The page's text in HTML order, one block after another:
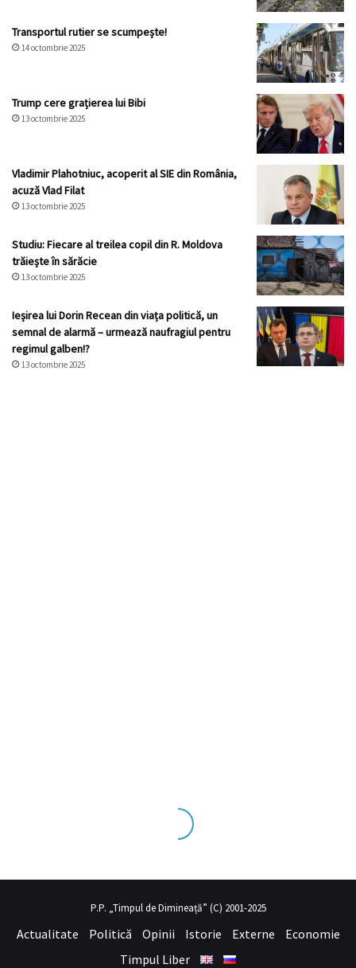
Transportul rutier se scumpește!
14 octombrie 2025
Trump cere grațierea lui Bibi
13 octombrie 2025
Vladimir Plahotniuc, acoperit al SIE din România,
acuză Vlad Filat
13 octombrie 2025
Studiu: Fiecare al treilea copil din R. Moldova
trăiește în sărăcie
13 octombrie 2025
Ieșirea lui Dorin Recean din viața politică, un
semnal de alarmă – urmează naufragiul pentru
regimul galben!?
13 octombrie 2025
tecrübesinin ve üstsex izleseviye olduğu dışarıdan
P.P. „Timpul de Dimineață” (C) 2001-2025
Actualitate Politică Opinii Istorie Externe
Economie
Timpul Liber